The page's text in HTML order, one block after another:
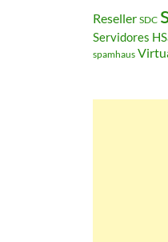
Reseller SDC
Servidores
spamhaus